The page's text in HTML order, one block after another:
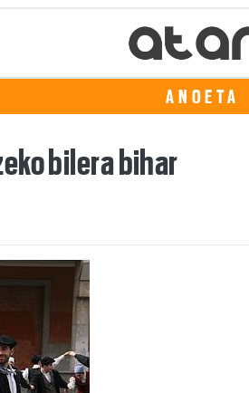
ANOETA
bilera bihar